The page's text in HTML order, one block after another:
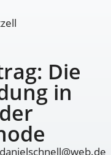
Die
in